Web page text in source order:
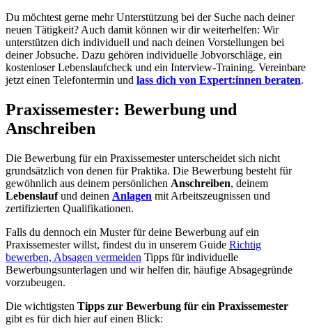
Du möchtest gerne mehr Unterstützung bei der Suche nach deiner
neuen Tätigkeit? Auch damit können wir dir weiterhelfen: Wir
unterstützen dich individuell und nach deinen Vorstellungen bei
deiner Jobsuche. Dazu gehören individuelle Jobvorschläge, ein
kostenloser Lebenslaufcheck und ein Interview-Training. Vereinbare
jetzt einen Telefontermin und lass dich von Expert:innen beraten.
Praxissemester: Bewerbung und
Anschreiben
Die Bewerbung für ein Praxissemester unterscheidet sich nicht
grundsätzlich von denen für Praktika. Die Bewerbung besteht für
gewöhnlich aus deinem persönlichen Anschreiben, deinem
Lebenslaufund deinen Anlagen mit Arbeitszeugnissen und
zertifizierten Qualifikationen.
Falls du dennoch ein Muster für deine Bewerbung auf ein
Praxissemester willst, findest du in unserem Guide Richtig
bewerben, Absagen vermeiden Tipps für individuelle
Bewerbungsunterlagen und wir helfen dir, häufige Absagegründe
vorzubeugen.
Die wichtigsten Tipps zur Bewerbung für ein Praxissemester
gibt es für dich hier auf einen Blick: